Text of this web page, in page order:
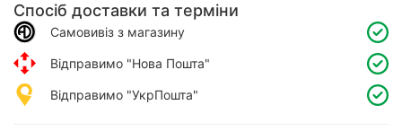
Спосіб доставки та терміни
Самовивіз з магазину
Відправимо "Нова Пошта"
Відправимо "УкрПошта"